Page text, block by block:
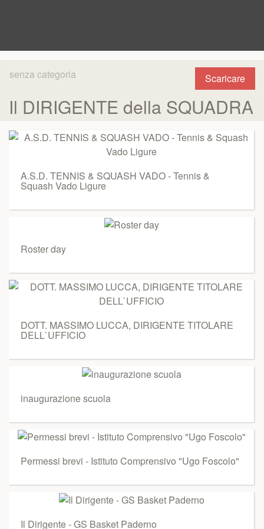
Scaricare
senza categoria
Il DIRIGENTE della SQUADRA
A.S.D. TENNIS & SQUASH VADO - Tennis &
Squash Vado Ligure
Roster day
DOTT. MASSIMO LUCCA, DIRIGENTE TITOLARE
DELL`UFFICIO
inaugurazione scuola
Permessi brevi - Istituto Comprensivo "Ugo Foscolo"
Il Dirigente - GS Basket Paderno